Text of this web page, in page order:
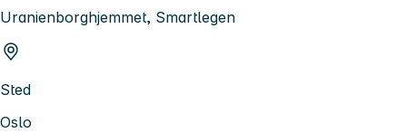
Uranienborghjemmet, Smartlegen
Sted
Oslo